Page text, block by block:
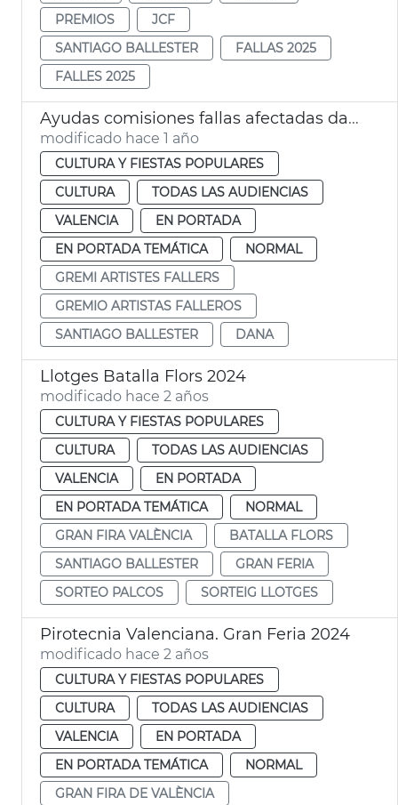
PREMIOS
JCF
SANTIAGO BALLESTER
FALLAS 2025
FALLES 2025
Ayudas comisiones fallas afectadas dana
modificado hace 1 año
CULTURA Y FIESTAS POPULARES
CULTURA
TODAS LAS AUDIENCIAS
VALENCIA
EN PORTADA
EN PORTADA TEMÁTICA
NORMAL
GREMI ARTISTES FALLERS
GREMIO ARTISTAS FALLEROS
SANTIAGO BALLESTER
DANA
Llotges Batalla Flors 2024
modificado hace 2 años
CULTURA Y FIESTAS POPULARES
CULTURA
TODAS LAS AUDIENCIAS
VALENCIA
EN PORTADA
EN PORTADA TEMÁTICA
NORMAL
GRAN FIRA VALÈNCIA
BATALLA FLORS
SANTIAGO BALLESTER
GRAN FERIA
SORTEO PALCOS
SORTEIG LLOTGES
Pirotecnia Valenciana. Gran Feria 2024
modificado hace 2 años
CULTURA Y FIESTAS POPULARES
CULTURA
TODAS LAS AUDIENCIAS
VALENCIA
EN PORTADA
EN PORTADA TEMÁTICA
NORMAL
GRAN FIRA DE VALÈNCIA